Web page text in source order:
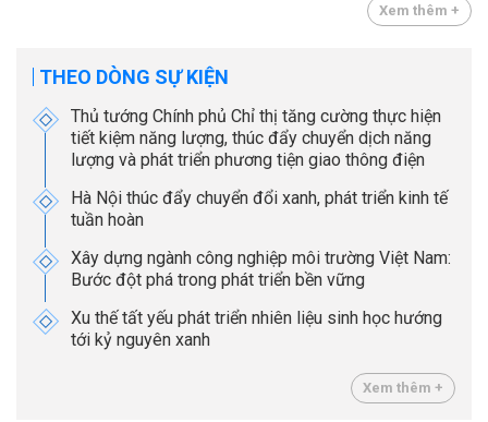
Xem thêm +
THEO DÒNG SỰ KIỆN
Thủ tướng Chính phủ Chỉ thị tăng cường thực hiện
tiết kiệm năng lượng, thúc đẩy chuyển dịch năng
lượng và phát triển phương tiện giao thông điện
Hà Nội thúc đẩy chuyển đổi xanh, phát triển kinh tế
tuần hoàn
Xây dựng ngành công nghiệp môi trường Việt Nam:
Bước đột phá trong phát triển bền vững
Xu thế tất yếu phát triển nhiên liệu sinh học hướng
tới kỷ nguyên xanh
Xem thêm +